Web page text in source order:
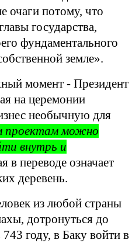
очаги потому, что
государства,
фундаментального
земле».
момент - Президент
на церемонии
необычную для
проектам можно
внутрь и
в переводе означает
деревень.
из любой страны
дотронуться до
году, в Баку войти в